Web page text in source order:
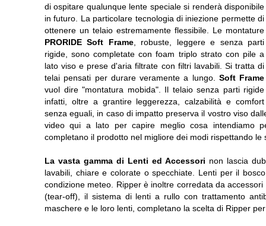
di ospitare qualunque lente speciale si renderà disponibile
in futuro. La particolare tecnologia di iniezione permette di
ottenere un telaio estremamente flessibile. Le montature
PRORIDE Soft Frame, robuste, leggere e senza parti
rigide, sono completate con foam triplo strato con pile a
lato viso e prese d'aria filtrate con filtri lavabili. Si tratta di
telai pensati per durare veramente a lungo. Soft Frame
vuol dire "montatura mobida". Il telaio senza parti rigide
infatti, oltre a grantire leggerezza, calzabilità e comfort
senza eguali, in caso di impatto preserva il vostro viso
video qui a lato per capire meglio cosa intendiamo
completano il prodotto nel migliore dei modi rispettando
La vasta gamma di Lenti ed Accessori non lascia
lavabili, chiare e colorate o specchiate. Lenti per il
condizione meteo. Ripper è inoltre corredata da
(tear-off), il sistema di lenti a rullo con trattamento
maschere e le loro lenti, completano la scelta di Ripper